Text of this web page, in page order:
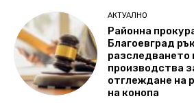
АКТУАЛНО
Районна
Благоевград
разследването
производства
отглеждане на
на конопа